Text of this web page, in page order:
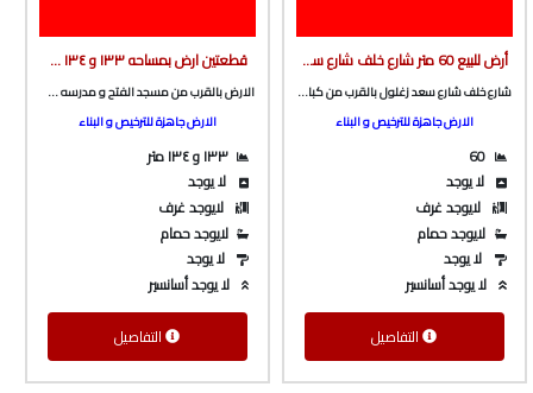
أرض للبيع 60 متر شارع خلف شارع سعد زغلول بالقرب من كباب الجميل الجديد من الوسيط العقارية بشبين الكوم
شارع خلف شارع سعد زغلول بالقرب من كباب الجميل الجديد
الارض جاهزة للترخيص و البناء
60
لا يوجد
لايوجد غرف
لايوجد حمام
لا يوجد
لا يوجد أسانسير
التفاصيل
قطعتين ارض بمساحه ١٣٣ و ١٣٤ متر صافي مباني بالقرب من مسجد الفتح و مدرسه صلاح خطاب من الوسيط العقارية بشبين الكوم
الارض بالقرب من مسجد الفتح و مدرسه صلاح خطاب و الملعب الخامسي بطريق ميت خاقان
الارض جاهزة للترخيص و البناء
١٣٣ و ١٣٤ متر
لا يوجد
لايوجد غرف
لايوجد حمام
لا يوجد
لا يوجد أسانسير
التفاصيل